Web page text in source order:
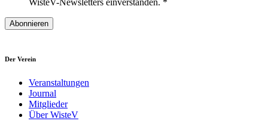
WisteV-Newsletters einverstanden. *
Abonnieren
Der Verein
Veranstaltungen
Journal
Mitglieder
Über WisteV